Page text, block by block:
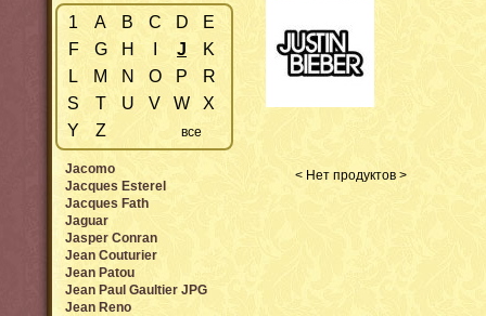
< Нет продуктов >
1 A B C D
E
F
G H J
K
L
M N O P
R
S
T U V W
X
Y
Z все
Jacomo
Jacques Esterel
Jacques Fath
Jaguar
Jasper Conran
Jean Couturier
Jean Patou
Jean Paul Gaultier JPG
Jean Reno